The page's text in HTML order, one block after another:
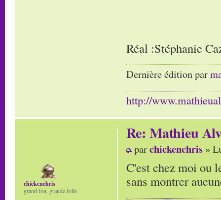
Réal :Stéphanie
Dernière édition par
http://
Re: Mathieu
parchickenchris »
C'est chez moi ou
sans montrer
chickenchris
grand fou, grande folle